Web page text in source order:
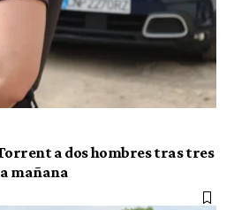
a dos hombres tras tres
mañana